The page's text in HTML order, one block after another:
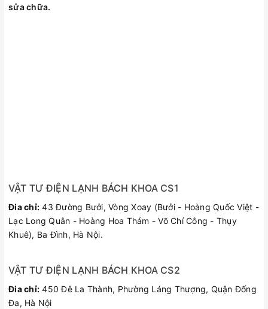
sửa chữa.
VẬT TƯ ĐIỆN LẠNH BÁCH KHOA CS1
Đia chỉ: 43 Đường Bưởi, Vòng Xoay (Bưởi - Hoàng Quốc Việt -
Lạc Long Quân - Hoàng Hoa Thám - Võ Chí Công - Thụy
Khuê), Ba Đình, Hà Nội.
VẬT TƯ ĐIỆN LẠNH BÁCH KHOA CS2
Đia chỉ: 450 Đê La Thành, Phường Láng Thượng, Quận Đống
Đa, Hà Nội